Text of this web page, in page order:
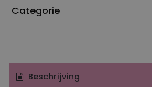
Categorie
Beschrijving